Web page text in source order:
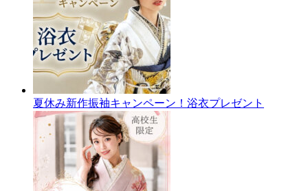
夏休み新作振袖キャンペーン！浴衣プレゼント